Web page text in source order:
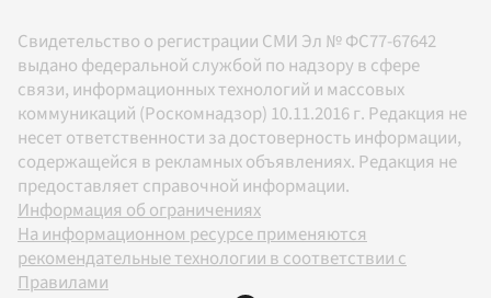
Свидетельство о регистрации СМИ Эл № ФС77-67642
выдано федеральной службой по надзору в сфере
связи, информационных технологий и массовых
коммуникаций (Роскомнадзор) 10.11.2016 г. Редакция не
несет ответственности за достоверность информации,
содержащейся в рекламных объявлениях. Редакция не
предоставляет справочной информации.
Информация об ограничениях
На информационном ресурсе применяются
рекомендательные технологии в соответствии с
Правилами